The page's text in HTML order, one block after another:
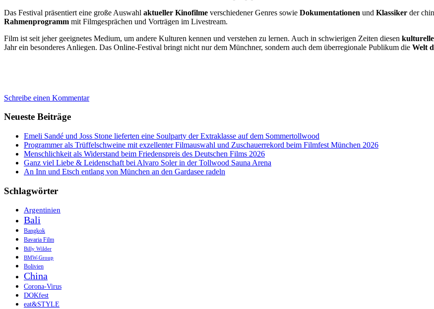
Das Festival präsentiert eine große Auswahl aktueller Kinofilme verschiedener Genres sowie Dokumentationen und Klassiker der
Rahmenprogramm mit Filmgesprächen und Vorträgen im Livestream.
Film ist seit jeher geeignetes Medium, um andere Kulturen kennen und verstehen zu lernen. Auch in schwierigen Zeiten diesen
Jahr ein besonderes Anliegen. Das Online-Festival bringt nicht nur dem Münchner, sondern auch dem überregionale Publikum die Welt
Schreibe einen Kommentar
Neueste Beiträge
Emeli Sandé und Joss Stone lieferten eine Soulparty der Extraklasse auf dem Sommertollwood
Programmer als Trüffelschweine mit exzellenter Filmauswahl und Zuschauerrekord beim Filmfest München 2026
Menschlichkeit als Widerstand beim Friedenspreis des Deutschen Films 2026
Ganz viel Liebe & Leidenschaft bei Alvaro Soler in der Tollwood Sauna Arena
An Inn und Etsch entlang von München an den Gardasee radeln
Schlagwörter
Argentinien
Bali
Bangkok
Bavaria Film
Billy Wilder
BMW-Group
Bolivien
China
Corona-Virus
DOKfest
eat&STYLE